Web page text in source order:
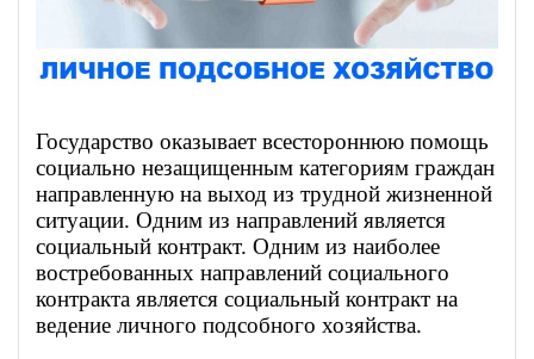
Государство оказывает всестороннюю помощь
социально незащищенным категориям граждан
направленную на выход из трудной жизненной
ситуации. Одним из направлений является
социальный контракт. Одним из наиболее
востребованных направлений социального
контракта является социальный контракт на
ведение личного подсобного хозяйства.